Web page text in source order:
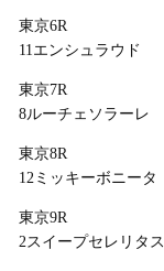
東京6R
11エンシュラウド
東京7R
8ルーチェソラーレ
東京8R
12ミッキーボニータ
東京9R
2スイープセレリタス